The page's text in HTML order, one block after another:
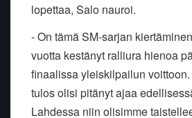
lopettaa, Salo nauroi.
- On tämä SM-sarjan
vuotta kestänyt ralliura hienoa
finaalissa yleiskilpailun
tulosolisi pitänyt ajaa
Lahdessa niin olisimme